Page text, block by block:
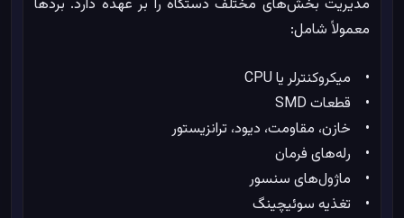
مدیریت بخش‌های مختلف دستگاه را بر عهده دارد. بردها
معمولاً شامل:
• میکروکنترلر یا CPU
• قطعات SMD
• خازن، مقاومت، دیود، ترانزیستور
• رله‌های فرمان
• ماژول‌های سنسور
• تغذیه سوئیچینگ